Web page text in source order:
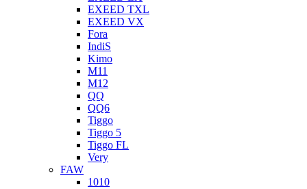
EXEED TXL
EXEED VX
Fora
IndiS
Kimo
M11
M12
QQ
QQ6
Tiggo
Tiggo 5
Tiggo FL
Very
FAW
1010